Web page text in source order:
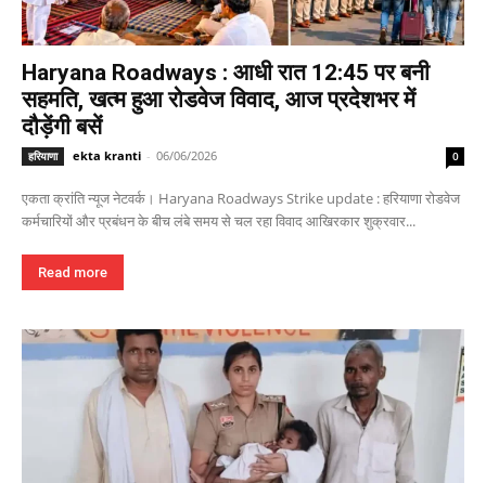
Haryana Roadways : आधी रात 12:45 पर बनी
सहमति, खत्म हुआ रोडवेज विवाद, आज प्रदेशभर में
दौड़ेंगी बसें
हरियाणा ekta kranti - 06/06/2026 0
एकता क्रांति न्यूज नेटवर्क। Haryana Roadways Strike update : हरियाणा रोडवेज
कर्मचारियों और प्रबंधन के बीच लंबे समय से चल रहा विवाद आखिरकार शुक्रवार...
Read more